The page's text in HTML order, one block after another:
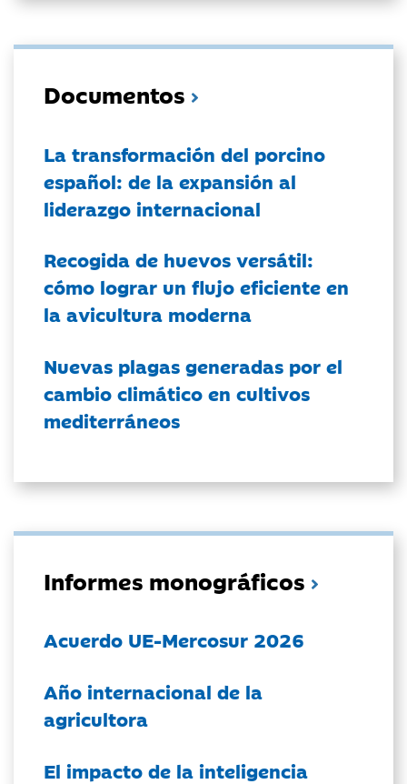
Documentos
La transformación del porcino
español: de la expansión al
liderazgo internacional
Recogida de huevos versátil:
cómo lograr un flujo eficiente en
la avicultura moderna
Nuevas plagas generadas por el
cambio climático en cultivos
mediterráneos
Informes monográficos
Acuerdo UE-Mercosur 2026
Año internacional de la
agricultora
El impacto de la inteligencia